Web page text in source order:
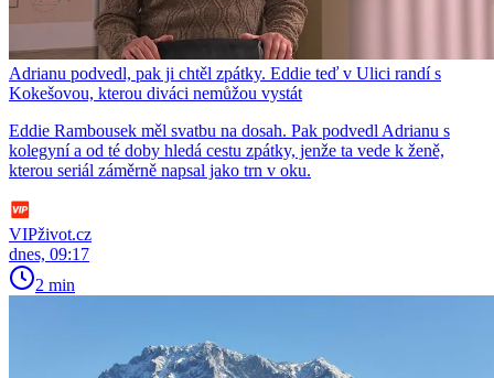
Adrianu podvedl, pak ji chtěl zpátky. Eddie teď v Ulici randí s
Kokešovou, kterou diváci nemůžou vystát
Eddie Rambousek měl svatbu na dosah. Pak podvedl Adrianu s
kolegyní a od té doby hledá cestu zpátky, jenže ta vede k ženě,
kterou seriál záměrně napsal jako trn v oku.
VIPživot.cz
dnes, 09:17
2 min